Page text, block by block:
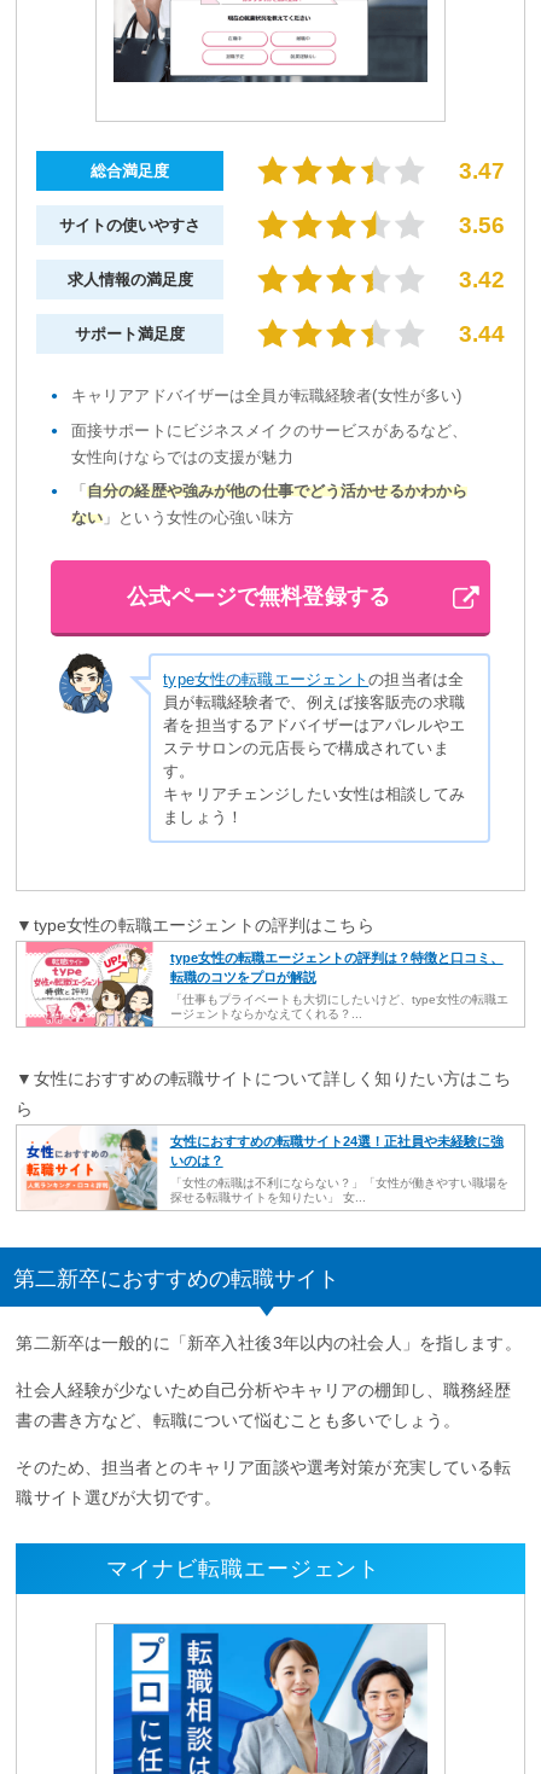
総合満足度 3.47
サイトの使いやすさ 3.56
求人情報の満足度 3.42
サポート満足度 3.44
キャリアアドバイザーは全員が転職経験者(女性が多い)
面接サポートにビジネスメイクのサービスがあるなど、
女性向けならではの支援が魅力
「自分の経歴や強みが他の仕事でどう活かせるかわから
ない 」という女性の心強い味方
公式ページで無料登録する
type女性の転職エージェントの担当者は全
員が転職経験者で、例えば接客販売の求職
者を担当するアドバイザーはアパレルやエ
ステサロンの元店長らで構成されていま
す。
キャリアチェンジしたい女性は相談してみ
ましょう！
▼type女性の転職エージェントの評判はこちら
type女性の転職エージェントの評判は？特徴と口コミ、
転職のコツをプロが解説
「仕事もプライベートも大切にしたいけど、type女性の転職エ
ージェントならかなえてくれる？...
▼女性におすすめの転職サイトについて詳しく知りたい方はこち
ら
女性におすすめの転職サイト24選！正社員や未経験に強
いのは？
「女性の転職は不利にならない？」「女性が働きやすい職場を
探せる転職サイトを知りたい」 女...
第二新卒におすすめの転職サイト
第二新卒は一般的に「新卒入社後3年以内の社会人」を指します。
社会人経験が少ないため自己分析やキャリアの棚卸し、職務経歴
書の書き方など、転職について悩むことも多いでしょう。
そのため、担当者とのキャリア面談や選考対策が充実している転
職サイト選びが大切です。
マイナビ転職エージェント